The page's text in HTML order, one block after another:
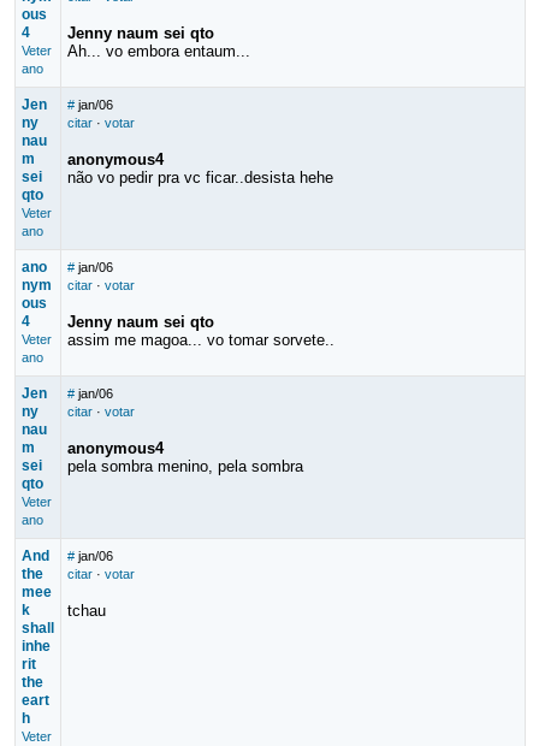
ous
4
Veter
ano
Jenny naum sei qto
Ah... vo embora entaum...
Jen
ny
nau
m
sei
qto
Veter
ano
# jan/06
citar· votar
anonymous4
não vo pedir pra vc ficar..desista hehe
ano
nym
ous
4
Veter
ano
# jan/06
citar· votar
Jenny naum sei qto
assim me magoa... vo tomar sorvete..
Jen
ny
nau
m
sei
qto
Veter
ano
# jan/06
citar· votar
anonymous4
pela sombra menino, pela sombra
And
the
mee
k
shall
inhe
rit
the
eart
h
Veter
# jan/06
citar· votar
tchau